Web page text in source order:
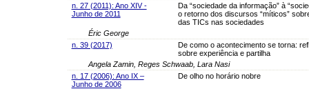
n. 27 (2011): Ano XIV -
Junho de 2011
Da “sociedade da informação” à
o retorno dos discursos “míticos”
das TICs nas sociedades
Éric George
n. 39 (2017)
De como o acontecimento se torna:
sobre experiência e partilha
Angela Zamin, Reges Schwaab, Lara Nasi
n. 17 (2006): Ano IX –
Junho de 2006
De olho no horário nobre